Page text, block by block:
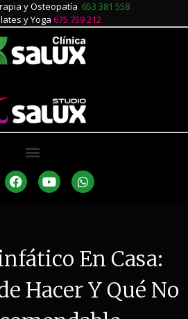
y Osteopatía 653 381 558
y Yoga 675 759 212
En Casa:
Hacer Y Qué No